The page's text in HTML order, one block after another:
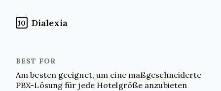
10 Dialexia
Am besten geeignet, um eine maßgeschneiderte
PBX-Lösung für jede Hotelgröße anzubieten